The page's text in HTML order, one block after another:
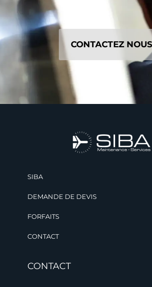
CONTACTEZ NOUS
SIBA
DEMANDE DE DEVIS
FORFAITS
CONTACT
CONTACT